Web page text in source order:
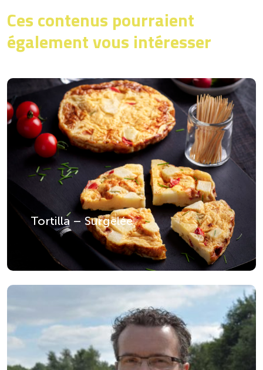
Ces contenus pourraient
également vous intéresser
Tortilla – Surgelée